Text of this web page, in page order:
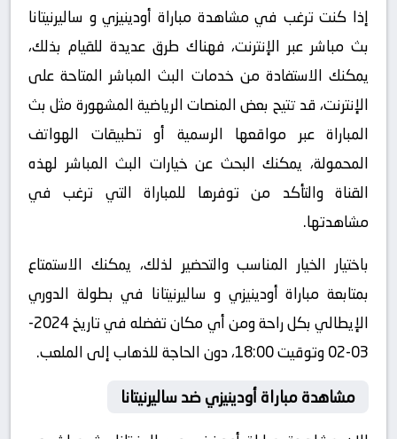
إذا كنت ترغب في مشاهدة مباراة أودينيزي و ساليرنيتانا
بث مباشر عبر الإنترنت، فهناك طرق عديدة للقيام بذلك،
يمكنك الاستفادة من خدمات البث المباشر المتاحة على
الإنترنت، قد تتيح بعض المنصات الرياضية المشهورة مثل بث
المباراة عبر مواقعها الرسمية أو تطبيقات الهواتف
المحمولة، يمكنك البحث عن خيارات البث المباشر لهذه
القناة والتأكد من توفرها للمباراة التي ترغب في
مشاهدتها.
باختيار الخيار المناسب والتحضير لذلك، يمكنك الاستمتاع
بمتابعة مباراة أودينيزي و ساليرنيتانا في بطولة الدوري
الإيطالي بكل راحة ومن أي مكان تفضله في تاريخ 2024-
03-02 وتوقيت 18:00، دون الحاجة للذهاب إلى الملعب.
مشاهدة مباراة أودينيزي ضد ساليرنيتانا